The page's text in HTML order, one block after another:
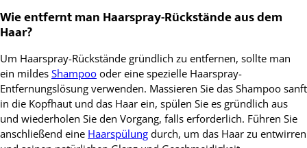
Wie entfernt man Haarspray-Rückstände aus dem
Haar?
Um Haarspray-Rückstände gründlich zu entfernen, sollte man
ein mildes Shampoo oder eine spezielle Haarspray-
Entfernungslösung verwenden. Massieren Sie das Shampoo sanft
in die Kopfhaut und das Haar ein, spülen Sie es gründlich aus
und wiederholen Sie den Vorgang, falls erforderlich. Führen Sie
anschließend eine Haarspülung durch, um das Haar zu entwirren